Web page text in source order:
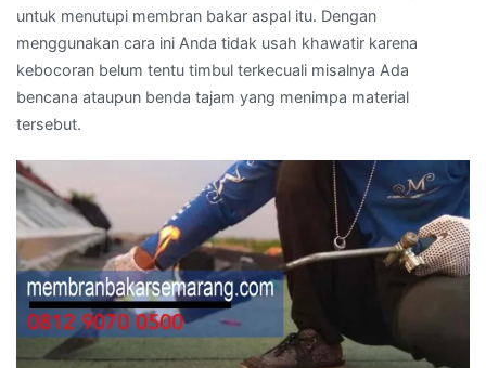
untuk menutupi membran bakar aspal itu. Dengan
menggunakan cara ini Anda tidak usah khawatir karena
kebocoran belum tentu timbul terkecuali misalnya Ada
bencana ataupun benda tajam yang menimpa material
tersebut.